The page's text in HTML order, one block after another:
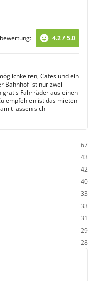
4.2 / 5.0
Cafes und ein
Bahnhof ist nur zwei
Fahrräder ausleihen
empfehlen ist das mieten
lassen sich
67
43
42
40
33
33
31
29
28